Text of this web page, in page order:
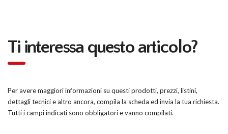
Ti interessa questo articolo?
Per avere maggiori informazioni su questi prodotti, prezzi, listini,
dettagli tecnici e altro ancora, compila la scheda ed invia la tua richiesta.
Tutti i campi indicati sono obbligatori e vanno compilati.